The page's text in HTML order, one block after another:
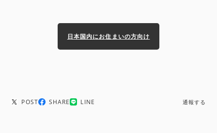
日本国内にお住まいの方向け
POST SHARE LINE 通報する